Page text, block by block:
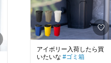
アイボリー入荷したら買
いたいな #ゴミ箱